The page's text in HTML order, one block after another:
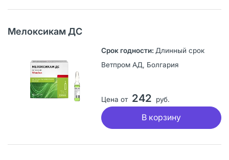
Мелоксикам ДС
Длинный срок
Ветпром АД, Болгария
Цена от 242 руб.
В корзину